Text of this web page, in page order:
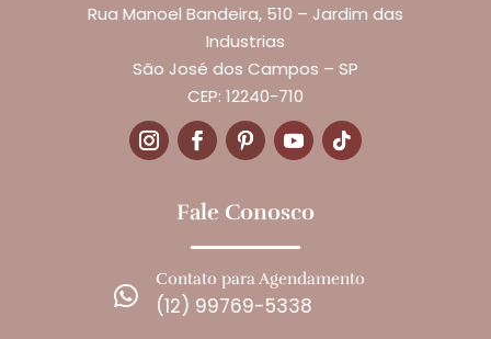
Rua Manoel Bandeira, 510 – Jardim das
Industrias
São José dos Campos – SP
CEP: 12240-710
Fale Conosco

Contato para Agendamento
(12) 99769-5338